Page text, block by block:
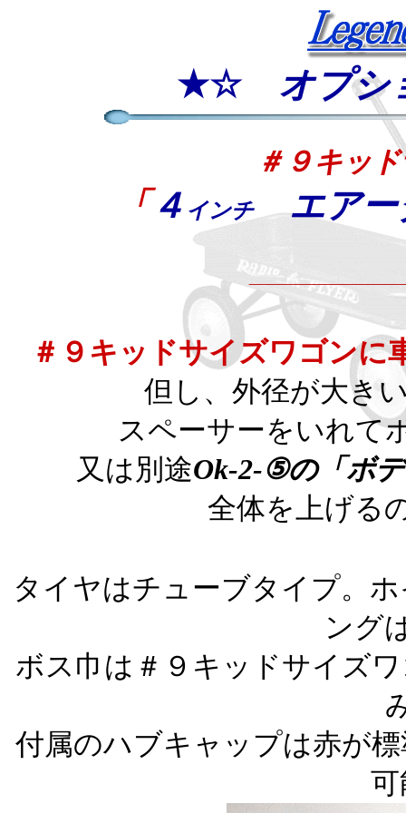
★☆ オプシ
＃９キッ
「 ４ インチエアー
＃９キッドサイズワゴンに
但し、 外径が大き
スペーサーをいれて
又は別途Ok-2-⑤の「ボ
全体を上げる
タイヤはチューブタイプ。
ング
ボス巾は＃９キッドサイズ
付属のハブキャップは赤が